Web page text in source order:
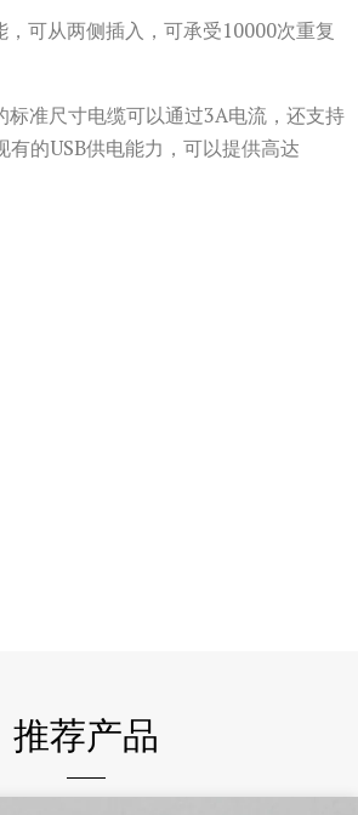
，可从两侧插入，可承受10000次重复
标准尺寸电缆可以通过3A电流，还支持
有的USB供电能力，可以提供高达
推荐产品